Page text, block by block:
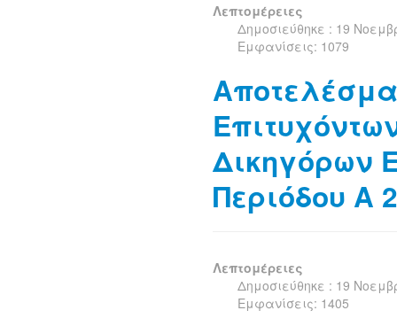
Λεπτομέρειες
Δημοσιεύθηκε : 19
Εμφανίσεις: 1079
Δικηγόρων
Περιόδου Α
Λεπτομέρειες
Δημοσιεύθηκε : 19
Εμφανίσεις: 1405